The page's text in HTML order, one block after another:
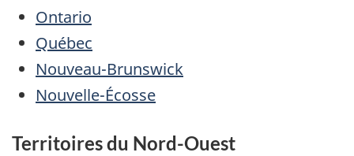
Ontario
Québec
Nouveau-Brunswick
Nouvelle-Écosse
Territoires du Nord-Ouest